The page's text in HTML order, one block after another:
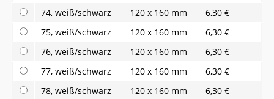
74, weiß/schwarz
120 x 160 mm
6,30 €
75, weiß/schwarz
120 x 160 mm
6,30 €
76, weiß/schwarz
120 x 160 mm
6,30 €
77, weiß/schwarz
120 x 160 mm
6,30 €
78, weiß/schwarz
120 x 160 mm
6,30 €